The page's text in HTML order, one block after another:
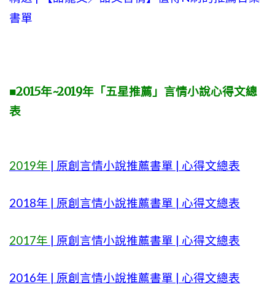
書單
■2015年~2019年「五星推薦」言情小說心得文總
表
2019年 | 原創言情小說推薦書單 | 心得文總表
2018年 | 原創言情小說推薦書單 | 心得文總表
2017年 | 原創言情小說推薦書單 | 心得文總表
2016年 | 原創言情小說推薦書單 | 心得文總表